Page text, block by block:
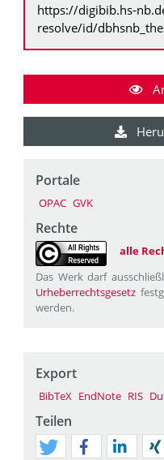
https://digibib.hs-
resolve/id/
Portale
OPAC GVK
Rechte
alle
Das Werk darf
Urheberrechtsgesetz
werden.
Export
BibTeX EndNote RIS
Teilen